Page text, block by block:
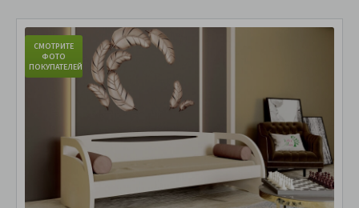
СМОТРИТЕ
ФОТО
ПОКУПАТЕЛЕЙ